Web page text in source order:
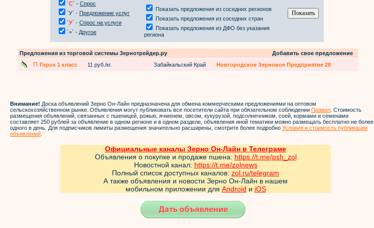
`С` - Спрос
`У` - Предложение услуг
`У` - Спрос на услуги
`=` - Другое
Показать предложения из соседних регионов
Показать предложения из соседних стран
Показать предложения из ДФО без указания
региона
Предложения из торговой системы Зернотрейдер.ру Добавить свое предложение
П Горох 1 класс 11 руб./кг. Забайкальский Край Новгородское Зерновое Предприятие 28
Внимание! Доска объявлений Зерно Он-Лайн предназначена для обмена коммерческими предложениями на оптовом
сельскохозяйственном рынке. Объявления могут публиковать все посетители сайта при обязательном соблюдении Правил . Стоимость
размещения объявлений, связанных с пшеницей, рожью, ячменем, овсом, кукурузой, подсолнечником, соей, кормами и семенами
составляет 250 рублей за объявление в одном регионе и в одном разделе, объявления иной тематики можно размещать бесплатно не более
одного в день. Для подписчиков лимиты размещения значительно расширены, смотрите более подробно Условия и стоимость публикации
объявлений
Официальные каналы Зерно Он-Лайн в Телеграме
Объявления о покупке и продаже пшена: https://t.me/psh_zol
Новостной канал: https://t.me/zolnews
Полный список доступных каналов: zol.ru/telegram
А также объявления и новости Зерно Он-Лайн в нашем
мобильном приложении для Android и iOS